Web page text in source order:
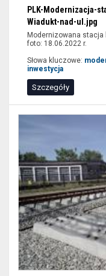
PLK-Modernizacja-
Wiadukt-nad-ul.jpg
Modernizowana stacja
foto: 18.06.2022 r.
Słowa kluczowe:
inwestycja
Szczegóły